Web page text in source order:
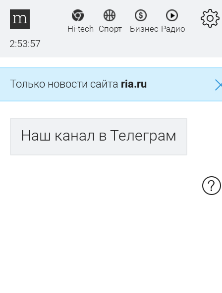
2:53:57
Hi-tech Спорт Бизнес Радио
Только новости сайта ria.ru
Наш канал в Телеграм